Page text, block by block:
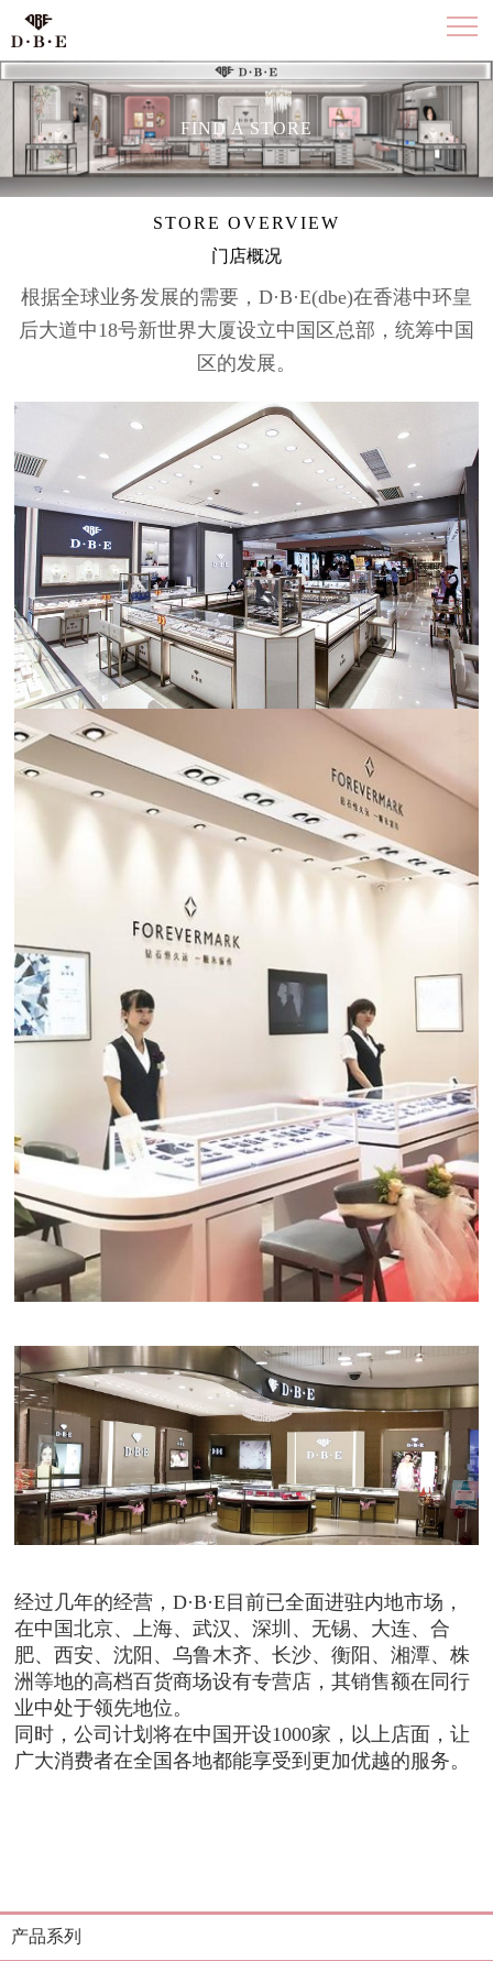
FIND A STORE
STORE OVERVIEW
门店概况
根据全球业务发展的需要，D·B·E(dbe)在香港中环皇
后大道中18号新世界大厦设立中国区总部，统筹中国
区的发展。
经过几年的经营，D·B·E目前已全面进驻内地市场，
在中国北京、上海、武汉、深圳、无锡、大连、合
肥、西安、沈阳、乌鲁木齐、长沙、衡阳、湘潭、株
洲等地的高档百货商场设有专营店，其销售额在同行
业中处于领先地位。
同时，公司计划将在中国开设1000家， 以上店面，让
广大消费者在全国各地都能享受到更加优越的服务。
产品系列